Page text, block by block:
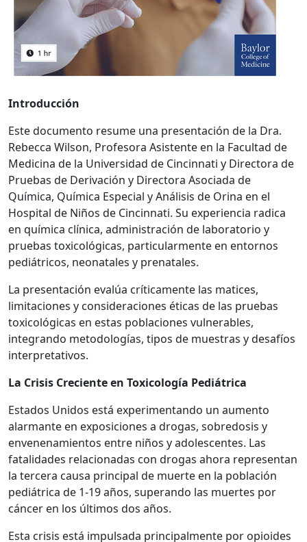
Introducción
Este documento resume una presentación de la Dra.
Rebecca Wilson, Profesora Asistente en la Facultad de
Medicina de la Universidad de Cincinnati y Directora de
Pruebas de Derivación y Directora Asociada de
Química, Química Especial y Análisis de Orina en el
Hospital de Niños de Cincinnati. Su experiencia radica
en química clínica, administración de laboratorio y
pruebas toxicológicas, particularmente en entornos
pediátricos, neonatales y prenatales.
La presentación evalúa críticamente las matices,
limitaciones y consideraciones éticas de las pruebas
toxicológicas en estas poblaciones vulnerables,
integrando metodologías, tipos de muestras y desafíos
interpretativos.
La Crisis Creciente en Toxicología Pediátrica
Estados Unidos está experimentando un aumento
alarmante en exposiciones a drogas, sobredosis y
envenenamientos entre niños y adolescentes. Las
fatalidades relacionadas con drogas ahora representan
la tercera causa principal de muerte en la población
pediátrica de 1-19 años, superando las muertes por
cáncer en los últimos dos años.
Esta crisis está impulsada principalmente por opioides